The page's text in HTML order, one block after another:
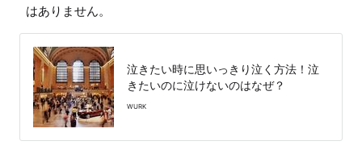
はありません。
泣きたい時に思いっきり泣く方法！泣
きたいのに泣けないのはなぜ？
WURK